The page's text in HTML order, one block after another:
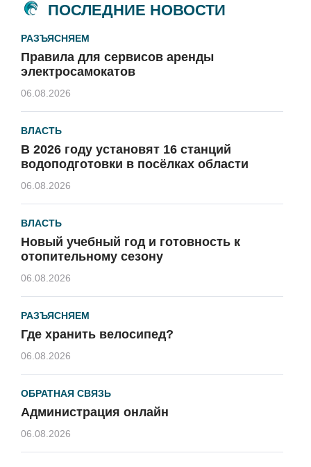
ПОСЛЕДНИЕ НОВОСТИ
РАЗЪЯСНЯЕМ
Правила для сервисов аренды
электросамокатов
06.08.2026
ВЛАСТЬ
В 2026 году установят 16 станций
водоподготовки в посёлках области
06.08.2026
ВЛАСТЬ
Новый учебный год и готовность к
отопительному сезону
06.08.2026
РАЗЪЯСНЯЕМ
Где хранить велосипед?
06.08.2026
ОБРАТНАЯ СВЯЗЬ
Администрация онлайн
06.08.2026